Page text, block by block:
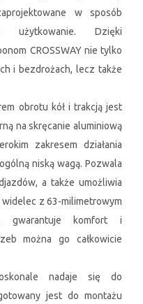
w sposób
użytkowanie. Dzięki
CROSSWAY nie tylko
i bezdrożach, lecz także
obrotu kół i trakcją jest
na skręcanie aluminiową
zakresem działania
niską wagą. Pozwala
a także umożliwia
z 63-milimetrowym
gwarantuje komfort i
można go całkowicie
nadaje się do
jest do montażu